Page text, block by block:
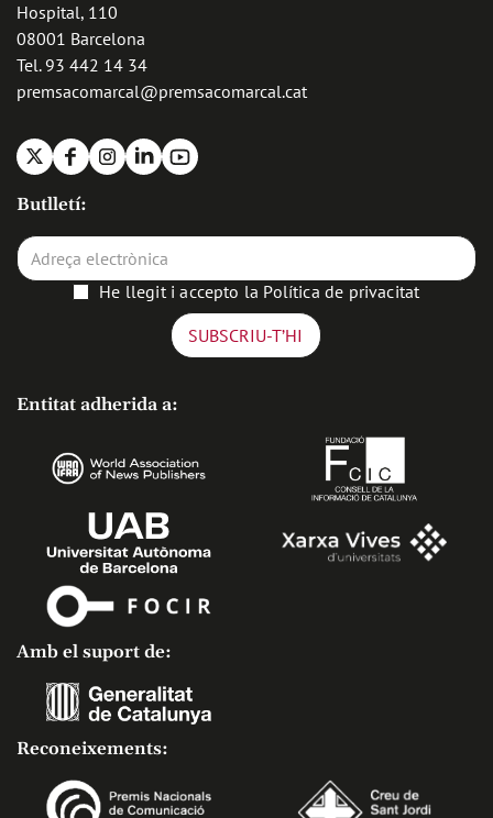
Hospital, 110
08001 Barcelona
Tel. 93 442 14 34
premsacomarcal@premsacomarcal.cat
X FacebookInstagram
LinkedinYoutube
Butlletí:
He llegit i accepto la Política de privacitat
Entitat adherida a:
Amb el suport de:
Reconeixements: